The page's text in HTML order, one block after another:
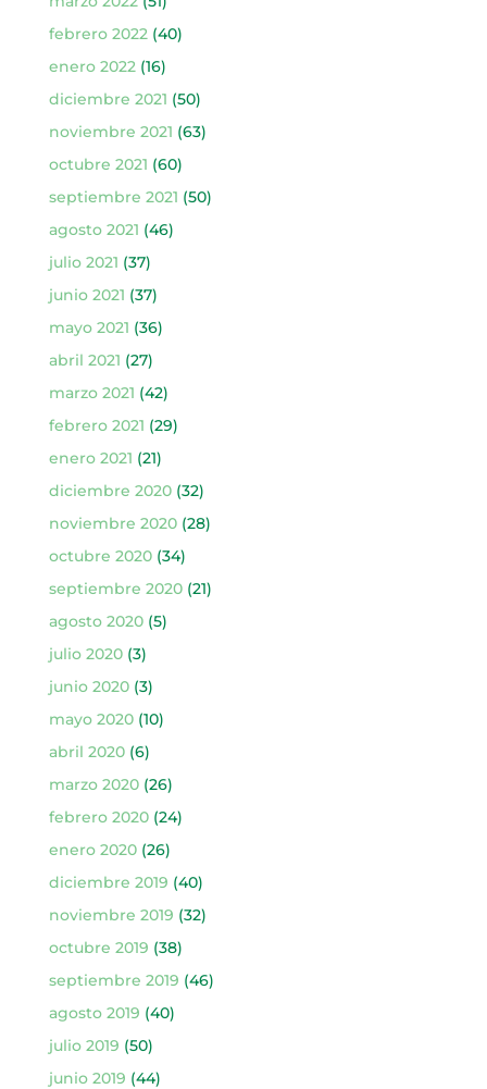
febrero 2022(40)
enero 2022(16)
diciembre 2021 (50)
noviembre 2021 (63)
octubre 2021 (60)
septiembre 2021 (50)
agosto 2021 (46)
julio 2021 (37)
junio 2021 (37)
mayo 2021 (36)
abril 2021 (27)
marzo 2021 (42)
febrero 2021 (29)
enero 2021 (21)
diciembre 2020(32)
noviembre 2020(28)
octubre 2020(34)
septiembre 2020(21)
agosto 2020(5)
julio 2020(3)
junio 2020(3)
mayo 2020(10)
abril 2020(6)
marzo 2020(26)
febrero 2020(24)
enero 2020(26)
diciembre 2019 (40)
noviembre 2019 (32)
octubre 2019 (38)
septiembre 2019 (46)
agosto 2019 (40)
julio 2019 (50)
junio 2019 (44)